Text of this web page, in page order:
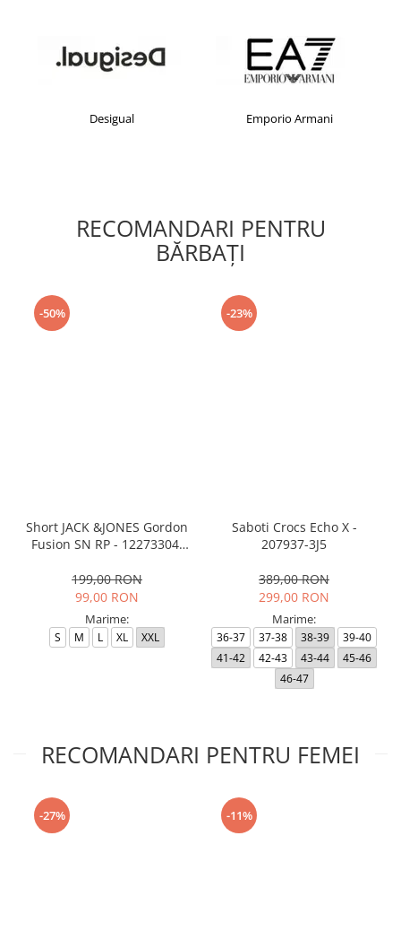
Desigual Emporio Armani
RECOMANDARI PENTRU
BĂRBAŢI
-50%
Short JACK &JONES Gordon
Fusion SN RP - 12273304-
199,00 RON
99,00 RON
Marime:
S M L XL XXL
-23%
Saboti Crocs Echo X -
207937-3J5
389,00 RON
299,00 RON
Marime:
36-37 37-38 38-39
39-40
41-42
42-43 43-44
45-46
46-47
RECOMANDARI PENTRU FEMEI
-27% -11%